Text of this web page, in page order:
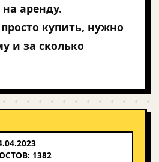
аренду.
купить, нужно
и за сколько
1382